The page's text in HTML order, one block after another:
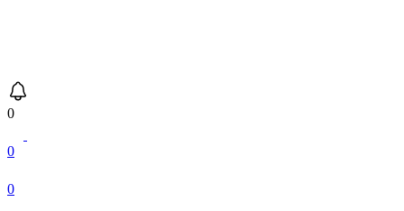
0
0
0